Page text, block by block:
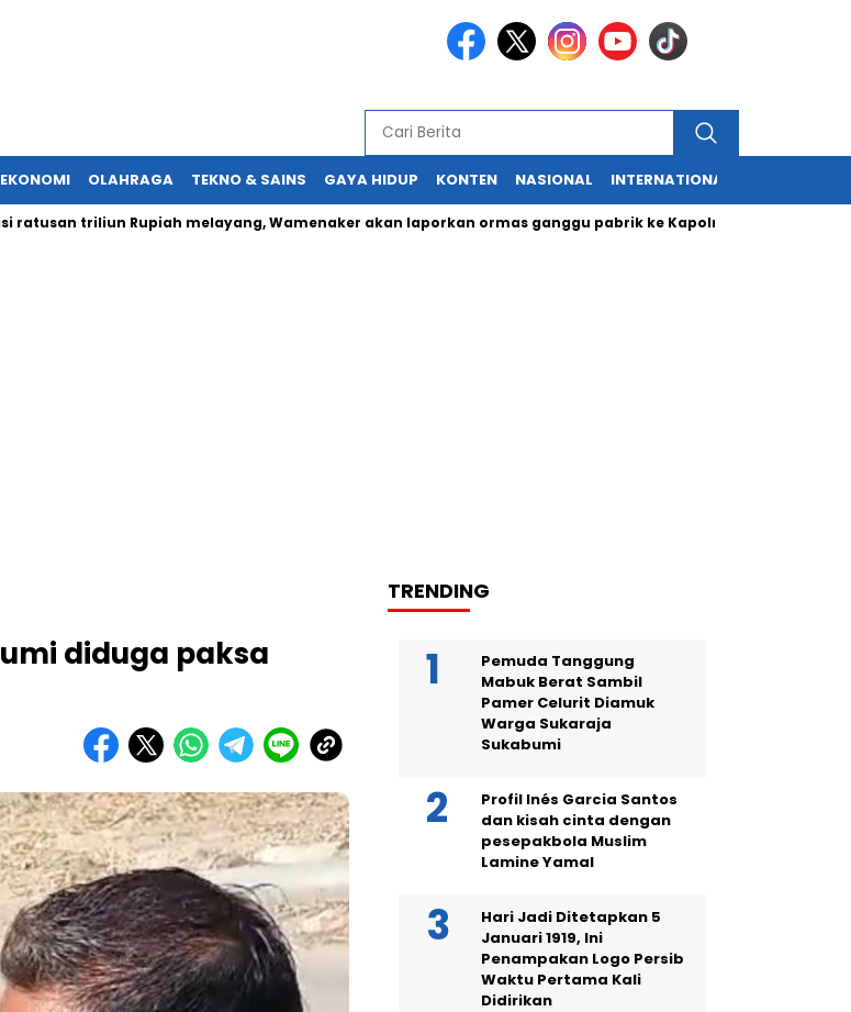
EKONOMI OLAHRAGA TEKNO & SAINS GAYA HIDUP KONTEN NASIONAL INTERNATIONAL
triliun Rupiah melayang, Wamenaker akan laporkan ormas ganggu pabrik ke Kapolri
diduga paksa
TRENDING
Pemuda Tanggung
Mabuk Berat Sambil
Pamer Celurit Diamuk
Warga Sukaraja
Sukabumi
Profil Inés Garcia Santos
dan kisah cinta dengan
pesepakbola Muslim
Lamine Yamal
Hari Jadi Ditetapkan 5
Januari 1919, Ini
Penampakan Logo Persib
Waktu Pertama Kali
Didirikan